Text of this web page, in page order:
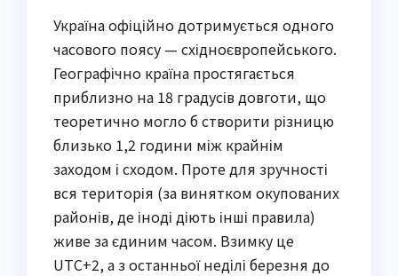
Україна офіційно дотримується одного
часового поясу — східноєвропейського.
Географічно країна простягається
приблизно на 18 градусів довготи, що
теоретично могло б створити різницю
близько 1,2 години між крайнім
заходом і сходом. Проте для зручності
вся територія (за винятком окупованих
районів, де іноді діють інші правила)
живе за єдиним часом. Взимку це
UTC+2, а з останньої неділі березня до